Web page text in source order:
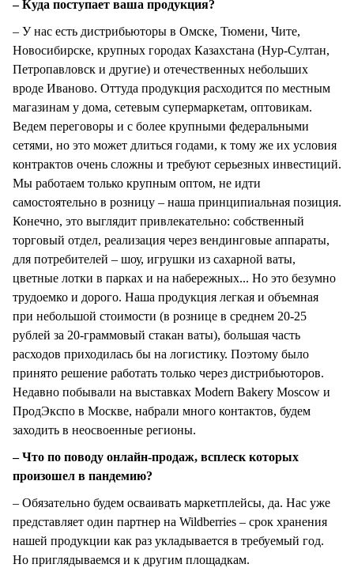
– Куда поступает ваша продукция?
– У нас есть дистрибьюторы в Омске, Тюмени, Чите,
Новосибирске, крупных городах Казахстана (Нур-Султан,
Петропавловск и другие) и отечественных небольших
вроде Иваново. Оттуда продукция расходится по местным
магазинам у дома, сетевым супермаркетам, оптовикам.
Ведем переговоры и с более крупными федеральными
сетями, но это может длиться годами, к тому же их условия
контрактов очень сложны и требуют серьезных инвестиций.
Мы работаем только крупным оптом, не идти
самостоятельно в розницу – наша принципиальная позиция.
Конечно, это выглядит привлекательно: собственный
торговый отдел, реализация через вендинговые аппараты,
для потребителей – шоу, игрушки из сахарной ваты,
цветные лотки в парках и на набережных... Но это безумно
трудоемко и дорого. Наша продукция легкая и объемная
при небольшой стоимости (в рознице в среднем 20-25
рублей за 20-граммовый стакан ваты), большая часть
расходов приходилась бы на логистику. Поэтому было
принято решение работать только через дистрибьюторов.
Недавно побывали на выставках Modern Bakery Moscow и
ПродЭкспо в Москве, набрали много контактов, будем
заходить в неосвоенные регионы.
– Что по поводу онлайн-продаж, всплеск которых
произошел в пандемию?
– Обязательно будем осваивать маркетплейсы, да. Нас уже
представляет один партнер на Wildberries – срок хранения
нашей продукции как раз укладывается в требуемый год.
Но приглядываемся и к другим площадкам.